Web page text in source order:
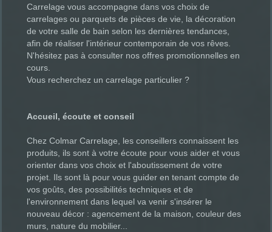
Carrelage vous accompagne dans vos choix de
carrelages ou parquets de pièces de vie, la décoration
de votre salle de bain selon les dernières tendances,
afin de réaliser l'intérieur contemporain de vos rêves.
N'hésitez pas à consulter nos offres promotionnelles en
cours.
Vous recherchez un carrelage particulier ?
Accueil, écoute et conseil
Chez Colmar Carrelage, les conseillers connaissent les
produits, ils sont à votre écoute pour vous aider et vous
orienter dans vos choix et l'aboutissement de votre
projet. Ils sont là pour vous guider en tenant compte de
vos goûts, des possibilités techniques et de
l'environnement dans lequel va venir s'insérer le
nouveau décor : agencement de la maison, couleur des
murs, nature du mobilier...